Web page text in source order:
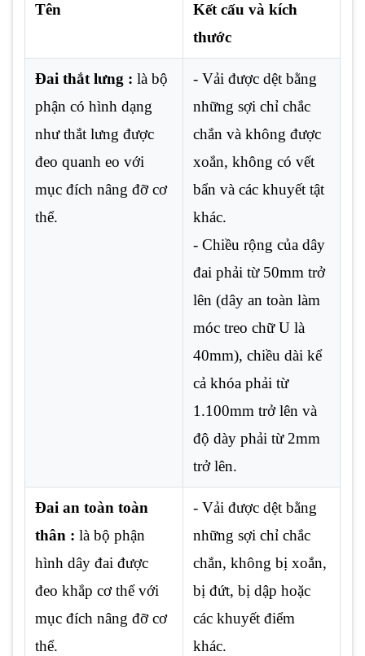
Tên
Kết cấu và kích
thước
Đai thắt lưng : là bộ
phận có hình dạng
như thắt lưng được
đeo quanh eo với
mục đích nâng đỡ cơ
thể.
- Vải được dệt bằng
những sợi chỉ chắc
chắn và không được
xoắn, không có vết
bẩn và các khuyết tật
khác.
- Chiều rộng của dây
đai phải từ 50mm trở
lên (dây an toàn làm
móc treo chữ U là
40mm), chiều dài kể
cả khóa phải từ
1.100mm trở lên và
độ dày phải từ 2mm
trở lên.
Đai an toàn toàn
thân : là bộ phận
hình dây đai được
đeo khắp cơ thể với
mục đích nâng đỡ cơ
thể.
- Vải được dệt bằng
những sợi chỉ chắc
chắn, không bị xoắn,
bị đứt, bị dập hoặc
các khuyết điểm
khác.